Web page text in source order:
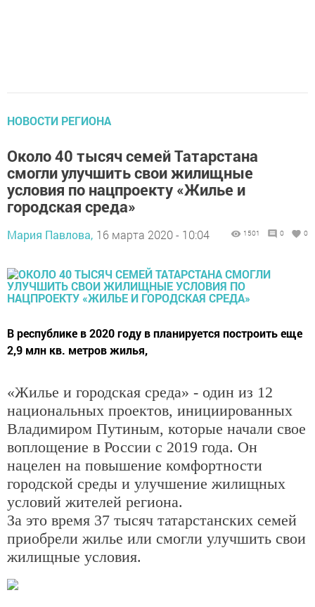
НОВОСТИ РЕГИОНА
Около 40 тысяч семей Татарстана
смогли улучшить свои жилищные
условия по нацпроекту «Жилье и
городская среда»
Мария Павлова, 16 марта 2020 - 10:04 1501 0 0
В республике в 2020 году в планируется построить еще
2,9 млн кв. метров жилья,
«Жилье и городская среда» - один из 12
национальных проектов, инициированных
Владимиром Путиным, которые начали свое
воплощение в России с 2019 года. Он
нацелен на повышение комфортности
городской среды и улучшение жилищных
условий жителей региона.
За это время 37 тысяч татарстанских семей
приобрели жилье или смогли улучшить свои
жилищные условия.